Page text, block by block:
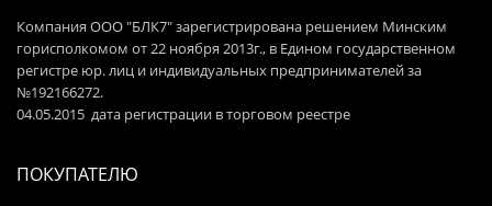
Компания ООО "БЛК7" зарегистрирована решением Минским
горисполкомом от 22 ноября 2013г., в Едином государственном
регистре юр. лиц и индивидуальных предпринимателей за
№192166272.
04.05.2015 дата регистрации в торговом реестре
ПОКУПАТЕЛЮ